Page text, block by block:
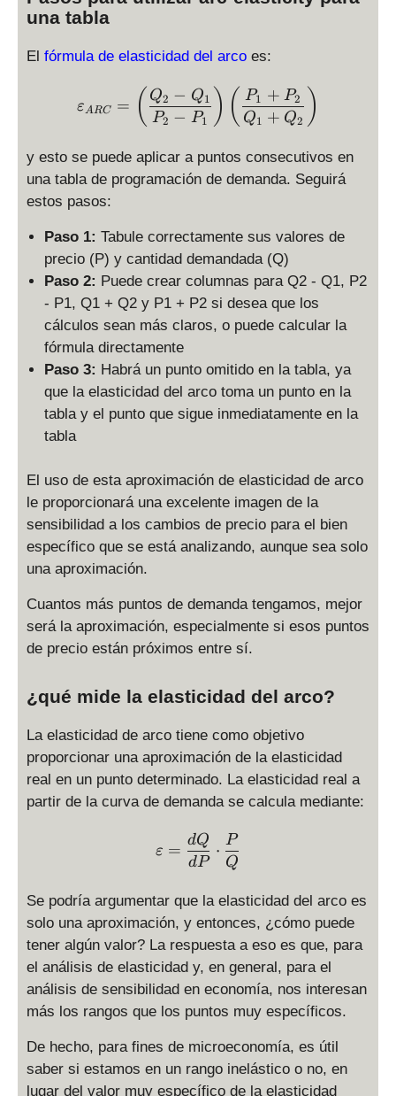
una tabla
El fórmula de elasticidad del arco es:
\varepsilon_{ARC} =
εARC = ( P2 − P1
Q2 − Q1 ) ( Q1 + Q2
P1 + P2 )
y esto se puede aplicar a puntos consecutivos en
una tabla de programación de demanda. Seguirá
estos pasos:
Paso 1: Tabule correctamente sus valores de
precio (P) y cantidad demandada (Q)
Paso 2: Puede crear columnas para Q2 - Q1, P2
- P1, Q1 + Q2 y P1 + P2 si desea que los
cálculos sean más claros, o puede calcular la
fórmula directamente
Paso 3: Habrá un punto omitido en la tabla, ya
que la elasticidad del arco toma un punto en la
tabla y el punto que sigue inmediatamente en la
tabla
El uso de esta aproximación de elasticidad de arco
le proporcionará una excelente imagen de la
sensibilidad a los cambios de precio para el bien
específico que se está analizando, aunque sea solo
una aproximación.
Cuantos más puntos de demanda tengamos, mejor
será la aproximación, especialmente si esos puntos
de precio están próximos entre sí.
¿qué mide la elasticidad del arco?
La elasticidad de arco tiene como objetivo
proporcionar una aproximación de la elasticidad
real en un punto determinado. La elasticidad real a
partir de la curva de demanda se calcula mediante:
\varepsilon =
ε =
dP
dQ
⋅
Q
P
Se podría argumentar que la elasticidad del arco es
solo una aproximación, y entonces, ¿cómo puede
tener algún valor? La respuesta a eso es que, para
el análisis de elasticidad y, en general, para el
análisis de sensibilidad en economía, nos interesan
más los rangos que los puntos muy específicos.
De hecho, para fines de microeconomía, es útil
saber si estamos en un rango inelástico o no, en
lugar del valor muy específico de la elasticidad